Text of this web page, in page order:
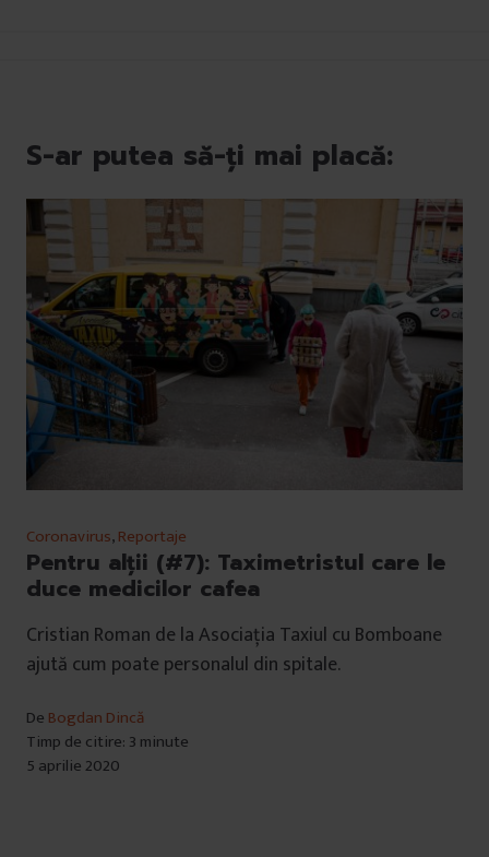
S-ar putea să-ți mai placă:
Coronavirus,Reportaje
Pentru alții (#7): Taximetristul care le
duce medicilor cafea
Cristian Roman de la Asociația Taxiul cu Bomboane
ajută cum poate personalul din spitale.
De Bogdan Dincă
Timp de citire: 3 minute
5 aprilie 2020